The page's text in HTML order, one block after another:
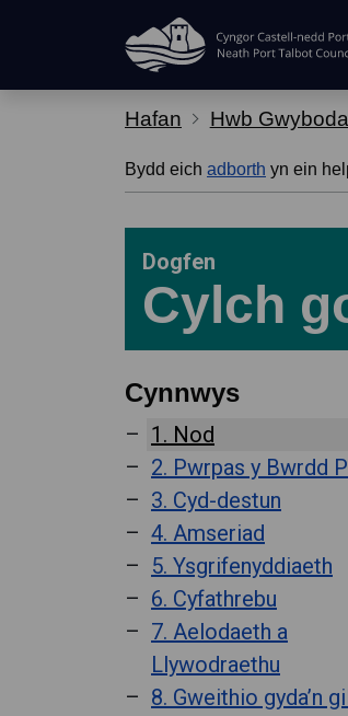
Hafan Hwb
Bydd eich adborth yn ein
Dogfen
Cylch
Cynnwys
1. Nod
2. Pwrpas y Bwrdd
3. Cyd-destun
4. Amseriad
5. Ysgrifenyddiaeth
6. Cyfathrebu
7. Aelodaeth a
Llywodraethu
8. Gweithio gyda’n